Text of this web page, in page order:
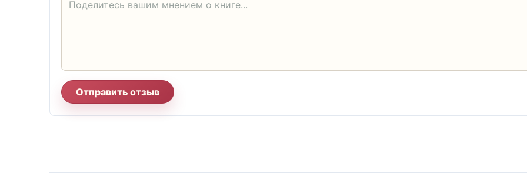
Отправить отзыв